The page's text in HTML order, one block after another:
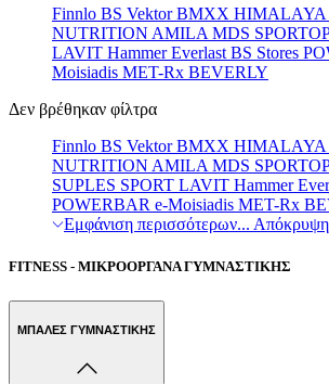
Finnlo BS Vektor BMXX HIMALAYA
NUTRITION AMILA MDS SPORTOP
LAVIT Hammer Everlast BS Stores
Moisiadis MET-Rx BEVERLY
Δεν βρέθηκαν φίλτρα
Finnlo BS Vektor BMXX HIMALAYA
NUTRITION AMILA MDS
SUPLES SPORT LAVIT Hammer
POWERBAR e-Moisiadis MET-Rx
Εμφάνιση περισσότερων... Απόκρυψη
FITNESS - ΜΙΚΡΟΟΡΓΑΝΑ ΓΥΜΝΑΣΤΙΚΗΣ
ΜΠΑΛΕΣ ΓΥΜΝΑΣΤΙΚΗΣ